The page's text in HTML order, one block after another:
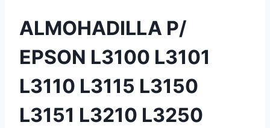
ALMOHADILLA P/
EPSON L3100 L3101
L3110 L3115 L3150
L3151 L3210 L3250